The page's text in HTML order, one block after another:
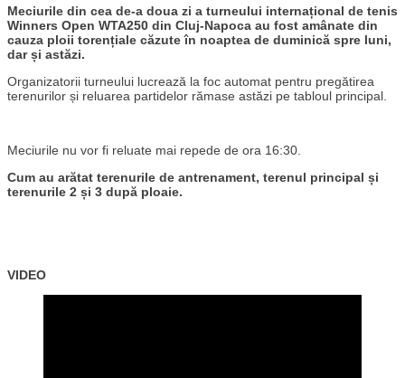
Meciurile din cea de-a doua zi a turneului internațional de tenis
Winners Open WTA250 din Cluj-Napoca au fost amânate din
cauza ploii torențiale căzute în noaptea de duminică spre luni,
dar și astăzi.
Organizatorii turneului lucrează la foc automat pentru pregătirea
terenurilor și reluarea partidelor rămase astăzi pe tabloul principal.
Meciurile nu vor fi reluate mai repede de ora 16:30.
Cum au arătat terenurile de antrenament, terenul principal și
terenurile 2 și 3 după ploaie.
VIDEO